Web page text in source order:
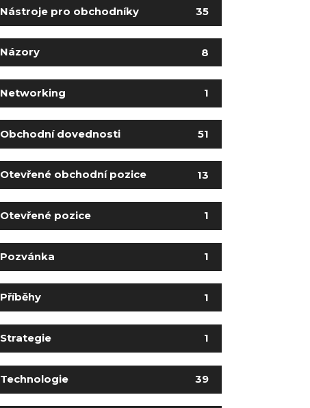
Nástroje pro obchodníky 35
Názory 8
Networking 1
Obchodní dovednosti 51
Otevřené obchodní pozice 13
Otevřené pozice 1
Pozvánka 1
Příběhy 1
Strategie 1
Technologie 39